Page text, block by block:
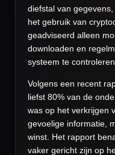
diefstal van
het gebruik van
geadviseerd alleen
downloaden en
systeem te
Volgens een recent
liefst 80% van de
was op het verkrijgen
gevoelige informatie,
winst. Het rapport
vaker gericht zijn op